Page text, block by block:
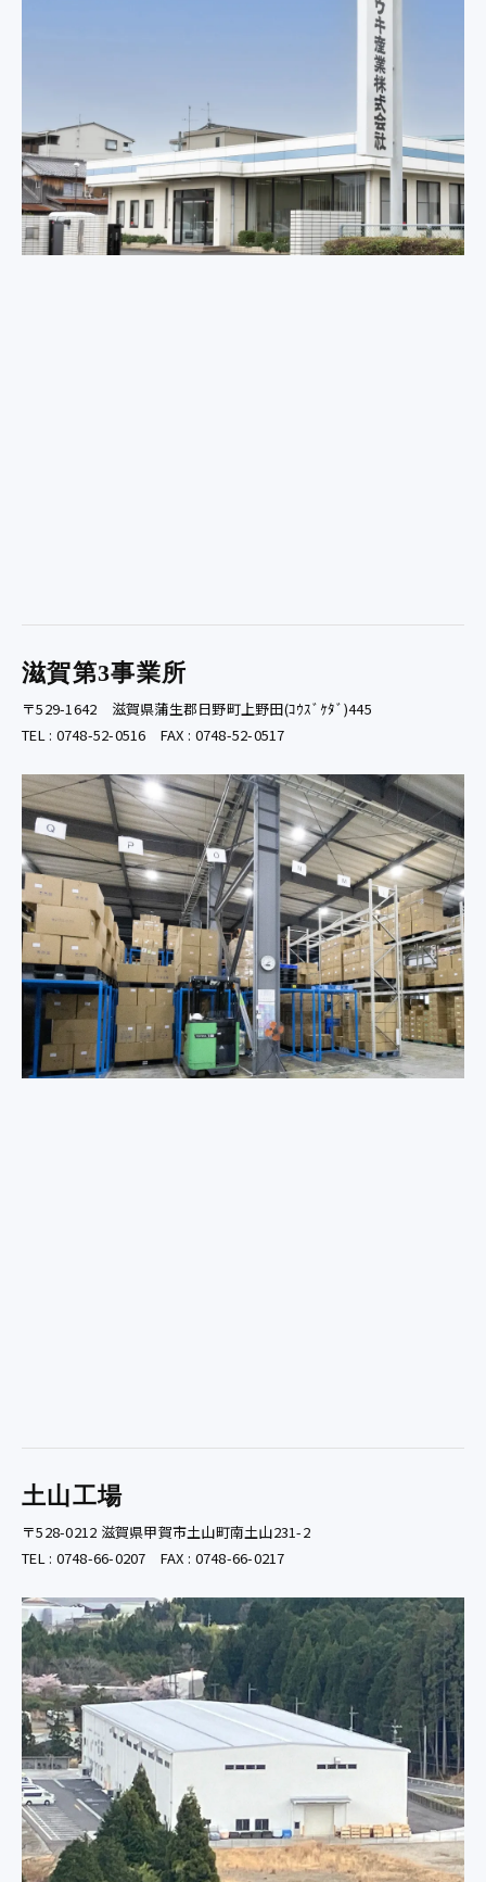
滋賀第3事業所
〒529-1642 滋賀県蒲生郡日野町上野田(ｺｳｽﾞｹﾀﾞ)445
TEL : 0748-52-0516 FAX : 0748-52-0517
土山工場
〒528-0212 滋賀県甲賀市土山町南土山231-2
TEL : 0748-66-0207 FAX : 0748-66-0217